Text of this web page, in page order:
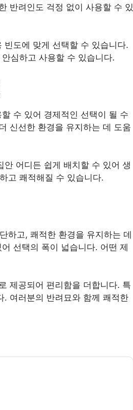
반려인도 걱정 없이 사용할 수 있
도에 맞게 선택할 수 있습니다.
심하고 사용할 수 있습니다.
수 있어 경제적인 선택이 될 수
신선한 환경을 유지하는 데 도움
어디든 쉽게 배치할 수 있어 생
고 쾌적해질 수 있습니다.
하고, 쾌적한 환경을 유지하는 데
선택의 폭이 넓습니다. 어떤 제
제공되어 편리함을 더합니다. 특
여러분의 반려묘와 함께 쾌적한